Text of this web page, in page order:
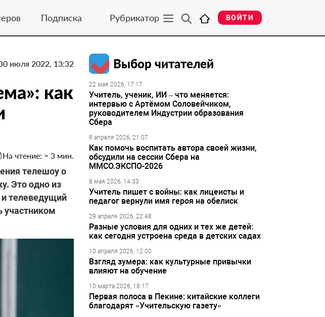
Подписка Рубрикатор ВОЙТИ
июля 2022, 13:32
как
На чтение: ≈ 3 мин.
телешоу о
Это одно из
телеведущий
участником
Выбор читателей
22 мая 2026, 17:17
Учитель, ученик, ИИ – что меняется:
интервью с Артёмом Соловейчиком,
руководителем Индустрии образования
Сбера
9 апреля 2026, 21:07
Как помочь воспитать автора своей жизни,
обсудили на сессии Сбера на
ММСО.ЭКСПО-2026
8 мая 2026, 14:33
Учитель пишет с войны: как лицеисты и
педагог вернули имя героя на обелиск
29 апреля 2026, 22:48
Разные условия для одних и тех же детей:
как сегодня устроена среда в детских садах
10 апреля 2026, 12:00
Взгляд зумера: как культурные привычки
влияют на обучение
10 марта 2026, 18:17
Первая полоса в Пекине: китайские коллеги
благодарят «Учительскую газету»